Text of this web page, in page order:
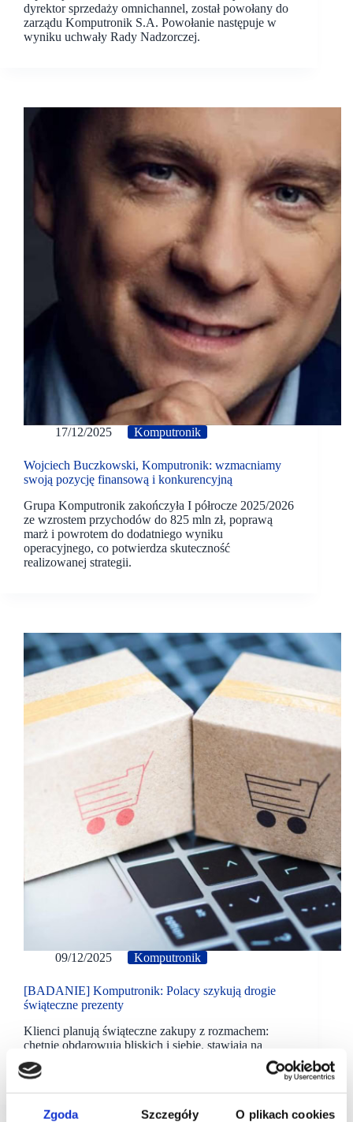
Zgoda Szczegóły O plikach cookies
dyrektor sprzedaży omnichannel, został powołany do
zarządu Komputronik S.A. Powołanie następuje w
wyniku uchwały Rady Nadzorczej.
17/12/2025 Komputronik
Wojciech Buczkowski, Komputronik: wzmacniamy
swoją pozycję finansową i konkurencyjną
Grupa Komputronik zakończyła I półrocze 2025/2026
ze wzrostem przychodów do 825 mln zł, poprawą
marż i powrotem do dodatniego wyniku
operacyjnego, co potwierdza skuteczność
realizowanej strategii.
09/12/2025 Komputronik
[BADANIE] Komputronik: Polacy szykują drogie
świąteczne prezenty
Klienci planują świąteczne zakupy z rozmachem:
chętnie obdarowują bliskich i siebie, stawiają na
elektronikę i AGD oraz są gotowi wydawać coraz
więcej, także powyżej 2000 zł.